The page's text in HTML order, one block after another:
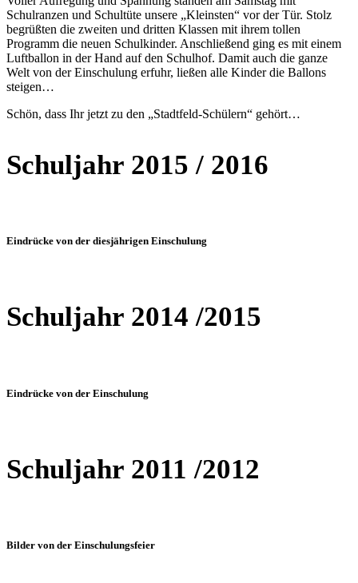
Schulranzen und Schultüte unsere „Kleinsten“ vor der Tür. Stolz
begrüßten die zweiten und dritten Klassen mit ihrem tollen
Programm die neuen Schulkinder. Anschließend ging es mit einem
Luftballon in der Hand auf den Schulhof. Damit auch die ganze
Welt von der Einschulung erfuhr, ließen alle Kinder die Ballons
steigen…
Schön, dass Ihr jetzt zu den „Stadtfeld-Schülern“ gehört…
Schuljahr 2015 / 2016
Eindrücke von der diesjährigen Einschulung
Schuljahr 2014 /2015
Eindrücke von der Einschulung
Schuljahr 2011 /2012
Bilder von der Einschulungsfeier